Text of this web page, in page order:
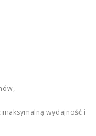
wydajność i